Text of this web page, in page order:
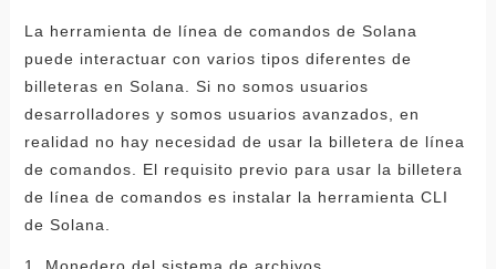
La herramienta de línea de comandos de Solana
puede interactuar con varios tipos diferentes de
billeteras en Solana. Si no somos usuarios
desarrolladores y somos usuarios avanzados, en
realidad no hay necesidad de usar la billetera de línea
de comandos. El requisito previo para usar la billetera
de línea de comandos es instalar la herramienta CLI
de Solana.